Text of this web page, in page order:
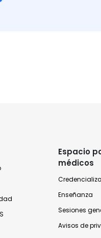
Espacio
médicos
Enseñanza
Sesiones
Avisos de